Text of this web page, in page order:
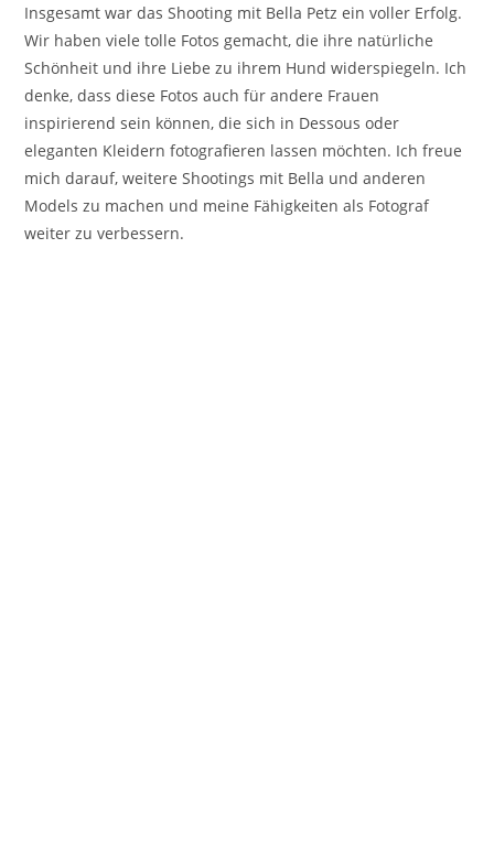
Insgesamt war das Shooting mit Bella Petz ein voller Erfolg.
Wir haben viele tolle Fotos gemacht, die ihre natürliche
Schönheit und ihre Liebe zu ihrem Hund widerspiegeln. Ich
denke, dass diese Fotos auch für andere Frauen
inspirierend sein können, die sich in Dessous oder
eleganten Kleidern fotografieren lassen möchten. Ich freue
mich darauf, weitere Shootings mit Bella und anderen
Models zu machen und meine Fähigkeiten als Fotograf
weiter zu verbessern.